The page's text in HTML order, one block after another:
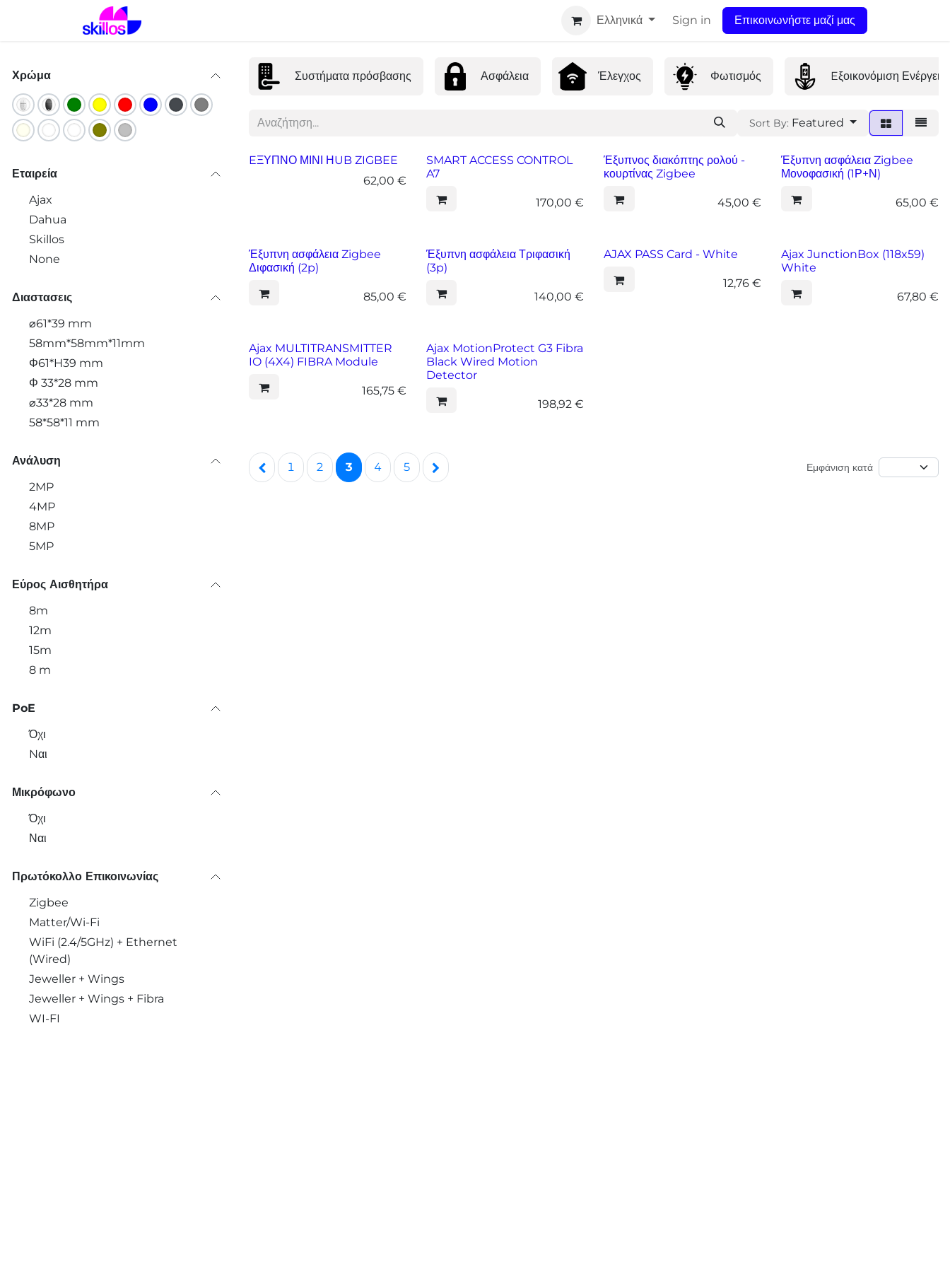
Ελληνικά Sign in Επικοινωνήστε μαζί μας
Χρώμα
Εταιρεία
Ajax
Dahua
Skillos
None
Διαστασεις
⌀61*39 mm
58mm*58mm*11mm
Φ61*H39 mm
Φ 33*28 mm
⌀33*28 mm
58*58*11 mm
Ανάλυση
2MP
4MP
8MP
5MP
Εύρος Αισθητήρα
8m
12m
15m
8 m
PoE
Όχι
Nαι
Μικρόφωνο
Όχι
Ναι
Πρωτόκολλο Επικοινωνίας
Zigbee
Matter/Wi-Fi
WiFi (2.4/5GHz) + Ethernet
(Wired)
Jeweller + Wings
Jeweller + Wings + Fibra
WI-FI
Συστήματα πρόσβασης Ασφάλεια Έλεγχος Φωτισμός Eξοικονόμιση
Sort By: Featured
EΞΥΠΝΟ ΜΙΝΙ ΗUB ZIGBEE
62,00 €
SMART ACCESS CONTROL
A7
170,00 €
Έξυπνος διακόπτης ρολού -
κουρτίνας Zigbee
45,00 €
Έξυπνη ασφάλεια Zigbee
Μονοφασική (1Ρ+Ν)
65,00 €
Έξυπνη ασφάλεια Zigbee
Διφασική (2p)
85,00 €
Έξυπνη ασφάλεια Τριφασική
(3p)
140,00 €
AJAX PASS Card - White
12,76€
Ajax JunctionBox (118x59)
White
67,80 €
Ajax MULTITRANSMITTER
IO (4X4) FIBRA Module
165,75€
Ajax MotionProtect G3 Fibra
Black Wired Motion
Detector
198,92€
1 2 3 4 5 Εμφάνιση κατά